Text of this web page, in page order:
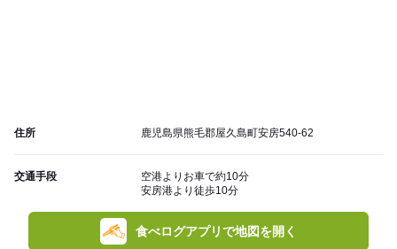
住所 鹿児島県熊毛郡屋久島町安房540-62
交通手段
空港よりお車で約10分
安房港より徒歩10分
食べログアプリで地図を開く